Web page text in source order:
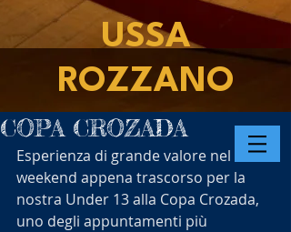
USSA
ROZZANO
COPA CROZADA
Esperienza di grande valore nel
weekend appena trascorso per la
nostra Under 13 alla Copa Crozada,
uno degli appuntamenti più